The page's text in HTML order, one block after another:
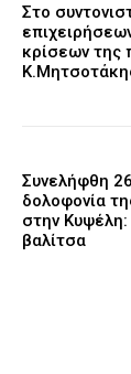
Στο
κρίσεων της
Συνελήφθη
δολοφονία
στην
βαλίτσα